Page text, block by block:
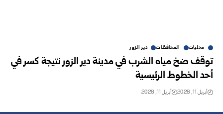
محليات المحافظات دير الزور
توقف ضخ مياه الشرب في مدينة دير الزور نتيجة كسر في
أحد الخطوط الرئيسية
أبريل 11, 2026 أبريل 11, 2026